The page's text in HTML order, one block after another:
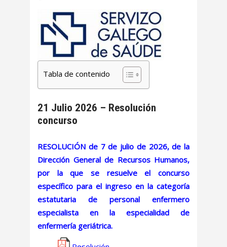
Tabla de contenido
21 Julio 2026 – Resolución
concurso
RESOLUCIÓN de 7 de julio de 2026, de la
Dirección General de Recursos Humanos,
por la que se resuelve el concurso
específico para el ingreso en la categoría
estatutaria de personal enfermero
especialista en la especialidad de
enfermería geriátrica.